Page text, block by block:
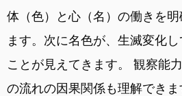
体（色）と心（名）の働きを
ます。次に名色が、生滅変化
ことが見えてきます。 観察能
の流れの因果関係も理解できま